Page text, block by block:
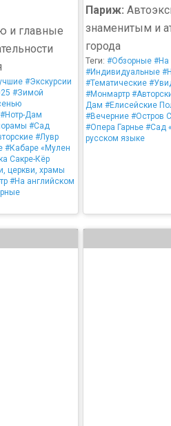
и главные
#Экскурсии
#Зимой
#Нотр-Дам
#Сад
#Лувр
#Кабаре «Мулен
Сакре-Кёр
церкви, храмы
#На английском
Париж:
знаменитым и
города
Теги: #Обзорные #На
#Индивидуальные
#Тематические
#Монмартр
Дам #Елисейские
#Вечерние #Остров
#Опера Гарнье #Сад
русском языке